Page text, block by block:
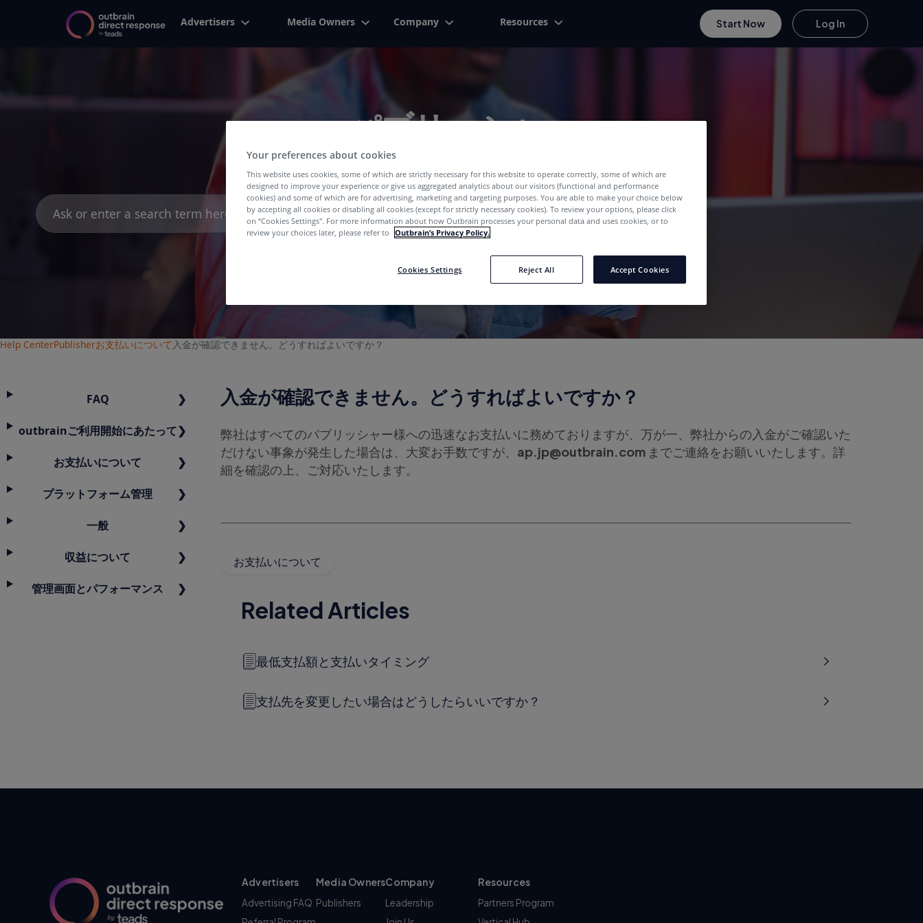
Advertisers Media Owners Company Resources Start Now Log In
パブリッシャー
We've Got The Right Answers For You
Search
for:
Help CenterPublisherお支払いについて 入金が確認できません。どうすればよいですか？
入金が確認できません。どうすればよいですか？
弊社はすべてのパブリッシャー様への迅速なお支払いに務めておりますが、万が一、弊社からの入金がご確認いた
だけない事象が発生した場合は、大変お手数ですが、 ap.jp@outbrain.comまでご連絡をお願いいたします。詳
細を確認の上、ご対応いたします。
お支払いについて
Related Articles
最低支払額と支払いタイミング
支払先を変更したい場合はどうしたらいいですか？
FAQ
outbrainご利用開始にあたって
お支払いについて
プラットフォーム管理
一般
収益について
管理画面とパフォーマンス
Advertisers
Advertising FAQ
Media Owners
Publishers
Company
Leadership
Resources
Partners Program
Your preferences about cookies
This website uses cookies, some of which are strictly necessary for this website to operate correctly, some of which are
designed to improve your experience or give us aggregated analytics about our visitors (functional and performance
cookies) and some of which are for advertising, marketing and targeting purposes. You are able to make your choice below
by accepting all cookies or disabling all cookies (except for strictly necessary cookies). To review your options, please click
on “Cookies Settings''. For more information about how Outbrain processes your personal data and uses cookies, or to
review your choices later, please refer to Outbrain’s Privacy Policy.
Cookies Settings Reject All Accept Cookies